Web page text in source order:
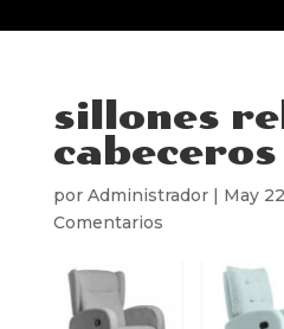
sillones
cabeceros
por Administrador| May
Comentarios